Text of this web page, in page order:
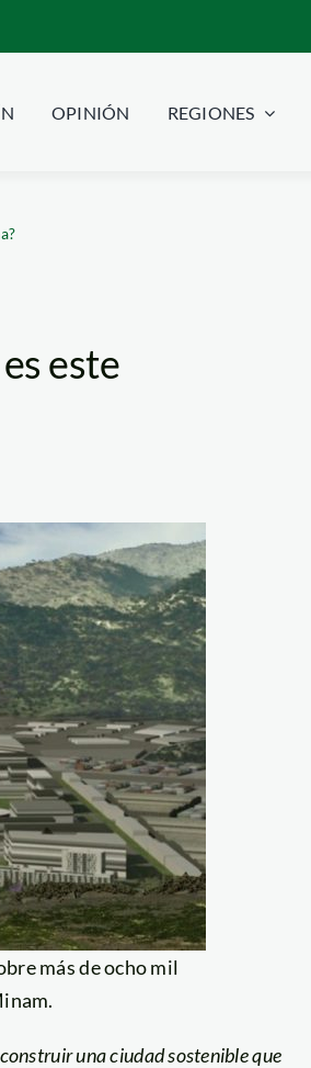
OPINIÓN REGIONES
este
más de ocho mil
una ciudad sostenible que